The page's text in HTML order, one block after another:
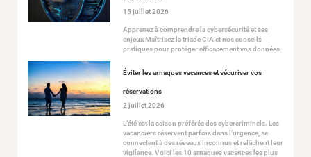
15 juillet 2026
Apprenez à comprendre la cybersécurité et ses
enjeux Maîtrisez la triade CIA et nos conseils
pratiques pour protéger efficacement vos données.
Éviter les arnaques vacances et sécuriser vos
réservations
2 juillet 2026
L’été est la saison préférée des cybercriminels. Les
vacanciers réservent parfois dans l’urgence, se
connectent à des réseaux inconnus et relâchent leur
vigilance. Voici les 10 arnaques vacances les plus